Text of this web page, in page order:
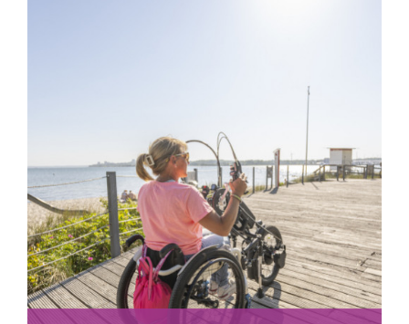
mehr erfahren